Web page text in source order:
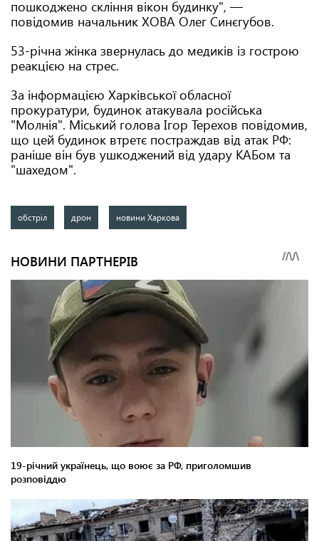
пошкоджено скління вікон будинку", —
повідомив начальник ХОВА Олег Синєгубов.
53-річна жінка звернулась до медиків із гострою
реакцією на стрес.
За інформацією Харківської обласної
прокуратури, будинок атакувала російська
"Молнія". Міський голова Ігор Терехов повідомив,
що цей будинок втретє постраждав від атак РФ:
раніше він був ушкоджений від удару КАБом та
"шахедом".
обстріл дрон новини Харкова